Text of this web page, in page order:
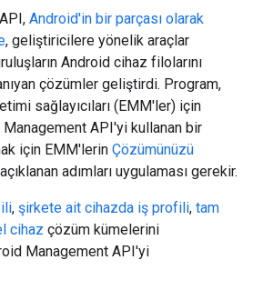
Android'in bir parçası olarak
, geliştiricilere yönelik araçlar
Android cihaz filolarını
çözümler geliştirdi. Program,
sağlayıcıları (EMM'ler) için
Management API'yi kullanan bir
için EMM'lerin Çözümünüzü
adımları uygulaması gerekir.
, şirkete ait cihazda iş profili, tam
cihaz çözüm kümelerini
Management API'yi